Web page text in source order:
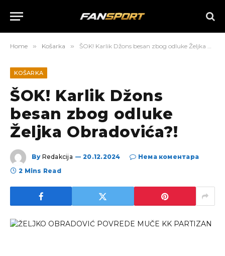
Home » Košarka » ŠOK! Karlik Džons besan zbog odluke Željka Obradovića?!
KOŠARKA
ŠOK! Karlik Džons
besan zbog odluke
Željka Obradovića?!
By Redakcija 20.12.2024
Нема коментара
2 Mins Read